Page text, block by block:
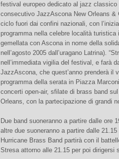
festival europeo dedicato al jazz
consecutivo JazzAscona New Orleans &
ciclo fuori dai confini nazionali, con
programma nella celebre località
gemellata con Ascona in nome della
nell’agosto 2005 dall’uragano Latrina).
nell’immediata vigilia del festival, e farà
JazzAscona, che quest’anno prenderà il
programma della serata in Piazza
concerti open-air, sfilate di brass band
Orleans, con la partecipazione di grandi
Due band suoneranno a partire dalle ore
altre due suoneranno a partire dalle
Hurricane Brass Band partirà con il
Stresa attorno alle 21.15 per poi dirigersi